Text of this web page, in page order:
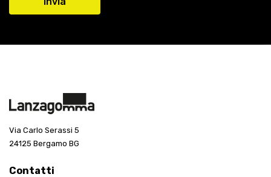
Via Carlo Serassi 5
24125 Bergamo BG
Contatti